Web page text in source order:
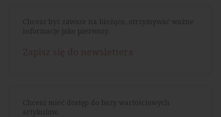
Chcesz być zawsze na bieżąco, otrzymywać ważne
informacje jako pierwszy.
Chcesz mieć dostęp do bazy wartościowych
artykułów.